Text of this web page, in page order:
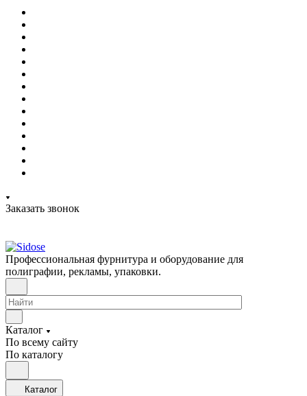
Заказать звонок
Профессиональная фурнитура и оборудование для
полиграфии, рекламы, упаковки.
Каталог
По всему сайту
По каталогу
Каталог